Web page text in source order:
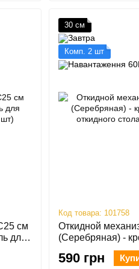
см
для
30 см
Комп. 2 шт
Код товара: 101758
Откидной
(Серебряная) -
откидного
590 грн